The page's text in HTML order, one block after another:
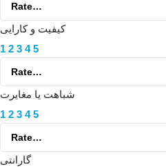
کیفیت و کارایی
1 2 3 4 5
شباهت یا مغایرت
1 2 3 4 5
گارانتی